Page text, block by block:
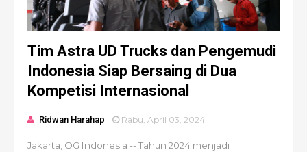
Tim Astra UD Trucks dan Pengemudi
Indonesia Siap Bersaing di Dua
Kompetisi Internasional
Ridwan Harahap Rabu, April 03, 2024
Jakarta, OG Indonesia -- Tahun 2024 menjadi